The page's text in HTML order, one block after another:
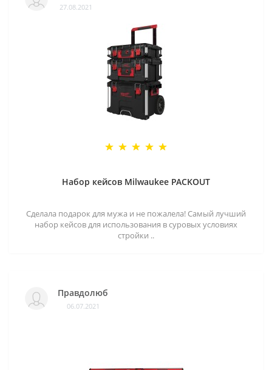
27.08.2021
Набор кейсов Milwaukee PACKOUT
Сделала подарок для мужа и не пожалела! Самый лучший
набор кейсов для использования в суровых условиях
стройки ..
Правдолюб
06.07.2021